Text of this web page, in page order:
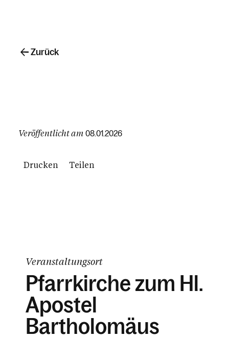
Veröffentlicht am 08.01.2026
Drucken Teilen
Zurück
Veranstaltungsort
Pfarrkirche zum Hl.
Apostel
Bartholomäus